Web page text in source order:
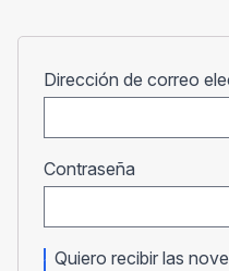
Dirección de correo
Contraseña
Quiero recibir las